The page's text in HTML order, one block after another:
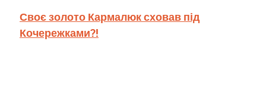
Своє золото Кармалюк сховав під
Кочережками?!